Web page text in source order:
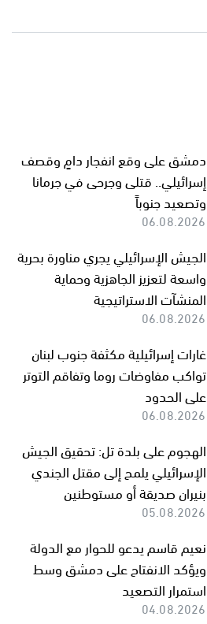
دمشق على وقع انفجار دامٍ وقصف
إسرائيلي.. قتلى وجرحى في جرمانا
وتصعيد جنوباً
06.08.2026
الجيش الإسرائيلي يجري مناورة بحرية
واسعة لتعزيز الجاهزية وحماية
المنشآت الاستراتيجية
06.08.2026
غارات إسرائيلية مكثفة جنوب لبنان
تواكب مفاوضات روما وتفاقم التوتر
على الحدود
06.08.2026
الهجوم على بلدة تل: تحقيق الجيش
الإسرائيلي يلمح إلى مقتل الجندي
بنيران صديقة أو مستوطنين
05.08.2026
نعيم قاسم يدعو للحوار مع الدولة
ويؤكد الانفتاح على دمشق وسط
استمرار التصعيد
04.08.2026